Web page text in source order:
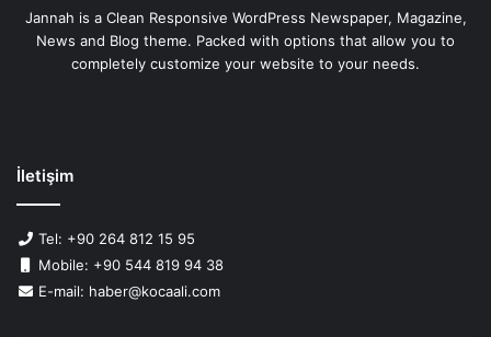
Jannah is a Clean Responsive WordPress Newspaper, Magazine,
News and Blog theme. Packed with options that allow you to
completely customize your website to your needs.
İletişim
Tel: +90 264 812 15 95
Mobile: +90 544 819 94 38
E-mail: haber@kocaali.com